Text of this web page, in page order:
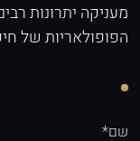
מעניקה יתרונות
הפופולאריות של
שם*